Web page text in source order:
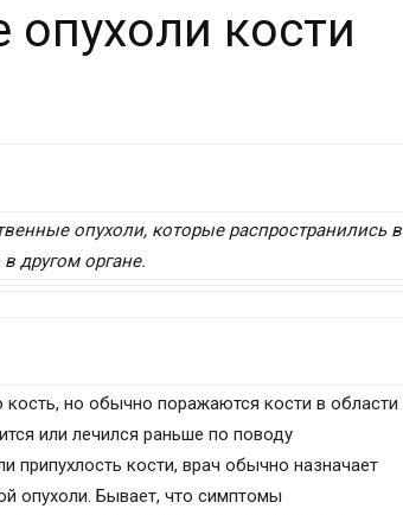
опухоли кости
опухоли, которые распространились в
другом органе.
но обычно поражаются кости в области
или лечился раньше по поводу
припухлость кости, врач обычно назначает
опухоли. Бывает, что симптомы